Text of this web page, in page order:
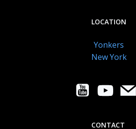
LOCATION
Yonkers
New York
CONTACT